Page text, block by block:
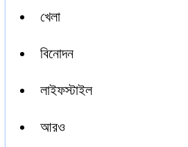
খেলা
বিনোদন
লাইফস্টাইল
আরও